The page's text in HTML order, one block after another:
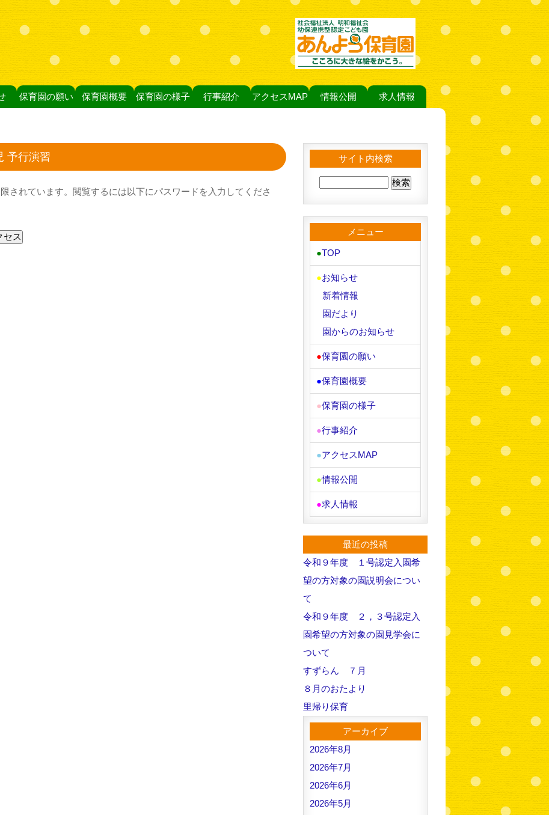
保育園の願い 保育園概要 保育園の様子 行事紹介 アクセスMAP 情報公開 求人情報
予行演習
されています。閲覧するには以下にパスワードを入力してくださ
サイト内検索
メニュー
●TOP
●お知らせ
新着情報
園だより
園からのお知らせ
●保育園の願い
●保育園概要
●保育園の様子
●行事紹介
●アクセスMAP
●情報公開
●求人情報
最近の投稿
令和９年度 １号認定入園希
望の方対象の園説明会につい
て
令和９年度 ２，３号認定入
園希望の方対象の園見学会に
ついて
すずらん ７月
８月のおたより
里帰り保育
アーカイブ
2026年8月
2026年7月
2026年6月
2026年5月